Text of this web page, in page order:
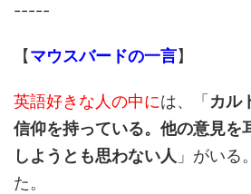
-----
【マウスバードの一言】
英語好きな人の中には、「 カル
信仰を持っている。他の意見を
しようとも思わない人 」がいる
た。